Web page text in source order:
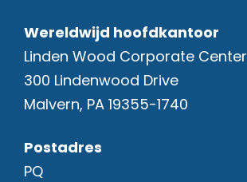
Wereldwijd hoofdkantoor
Linden Wood Corporate Center
300 Lindenwood Drive
Malvern, PA 19355-1740
Postadres
PQ